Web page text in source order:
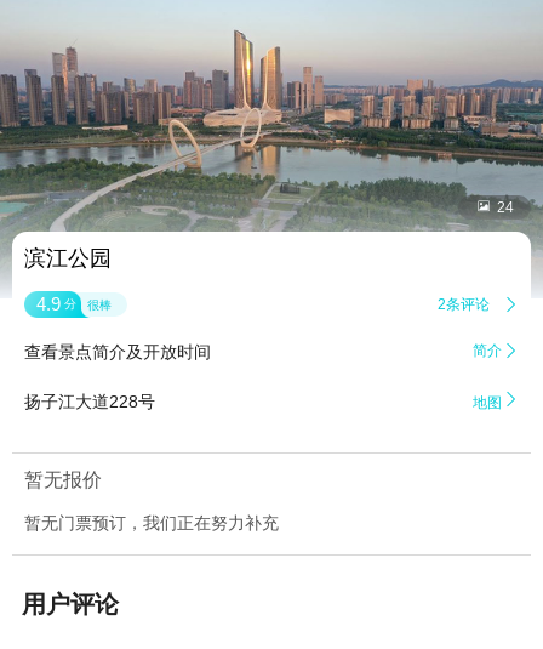
 24
滨江公园
4.9 分 很棒 2条评论 
查看景点简介及开放时间 简介 
扬子江大道228号 地图 
暂无报价
暂无门票预订，我们正在努力补充
用户评论